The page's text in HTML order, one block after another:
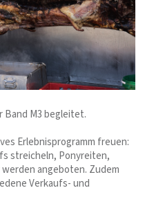
Band M3 begleitet.
Erlebnisprogramm freuen:
streicheln, Ponyreiten,
angeboten. Zudem
Verkaufs- und